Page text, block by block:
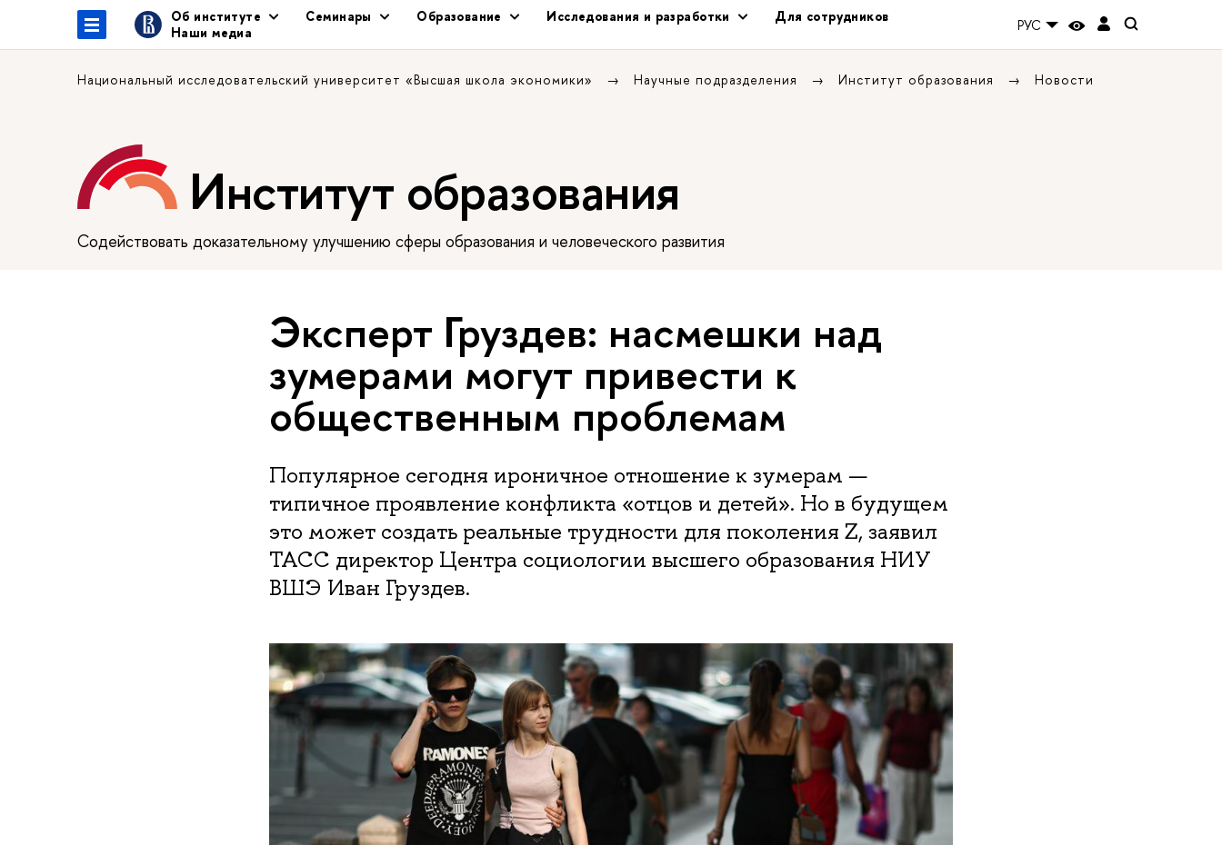
Об институте Семинары Образование Исследования и разработки
Для сотрудников
Наши медиа
РУС
Национальный исследовательский университет «Высшая школа экономики» Научные подразделения Институт образования Новости
Институт образования
Содействовать доказательному улучшению сферы образования и человеческого развития
Эксперт Груздев: насмешки над
зумерами могут привести к
общественным проблемам
Популярное сегодня ироничное отношение к зумерам —
типичное проявление конфликта «отцов и детей». Но в будущем
это может создать реальные трудности для поколения Z, заявил
ТАСС директор Центра социологии высшего образования НИУ
ВШЭ Иван Груздев.